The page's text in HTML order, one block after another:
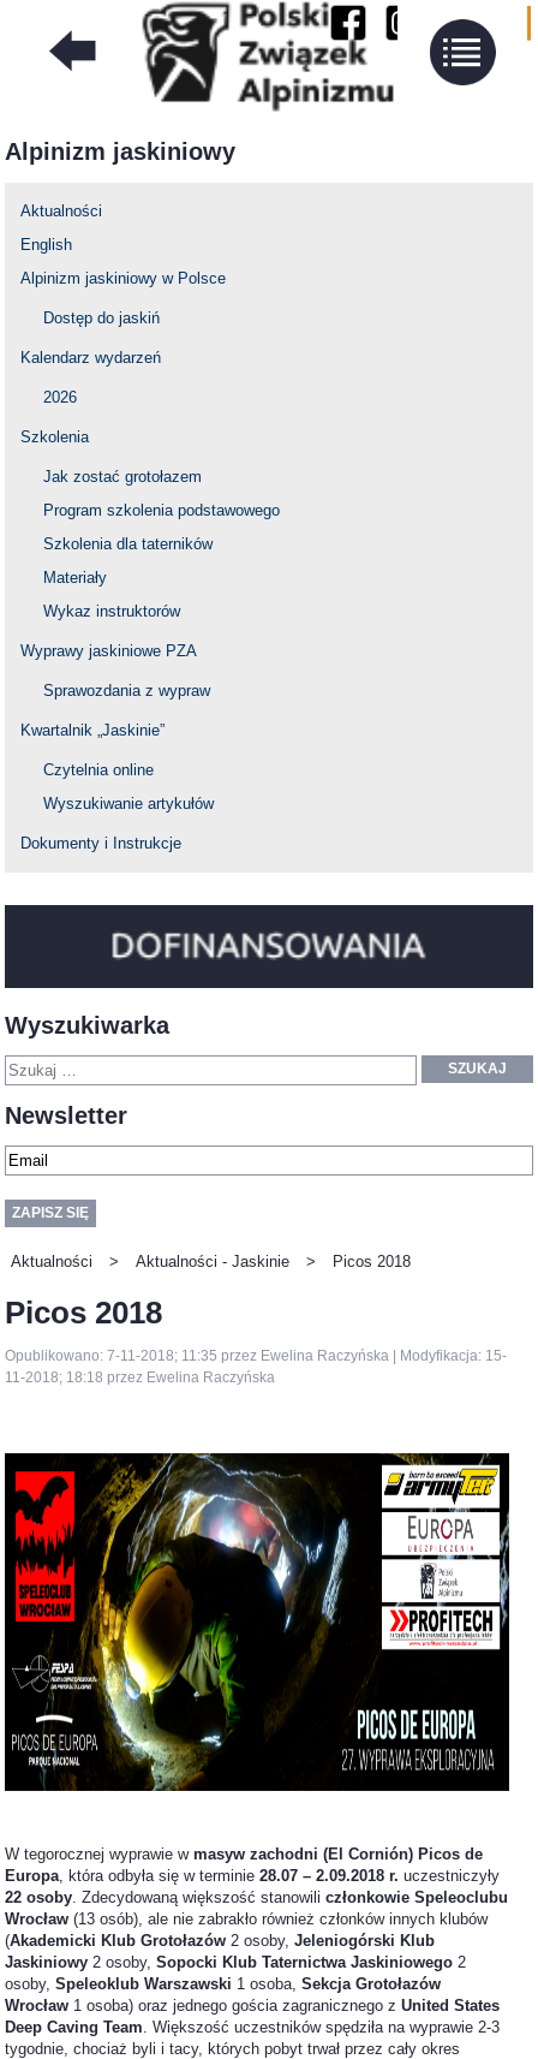
Alpinizm jaskiniowy
Aktualności
English
Alpinizm jaskiniowy w Polsce
Dostęp do jaskiń
Kalendarz wydarzeń
2026
Szkolenia
Jak zostać grotołazem
Program szkolenia podstawowego
Szkolenia dla taterników
Materiały
Wykaz instruktorów
Wyprawy jaskiniowe PZA
Sprawozdania z wypraw
Kwartalnik „Jaskinie”
Czytelnia online
Wyszukiwanie artykułów
Dokumenty i Instrukcje
Wyszukiwarka
SZUKAJ
Newsletter
Aktualności > Aktualności - Jaskinie > Picos 2018
Picos 2018
Opublikowano: 7-11-2018; 11:35 przez Ewelina Raczyńska | Modyfikacja: 15-
11-2018; 18:18 przez Ewelina Raczyńska
W tegorocznej wyprawie wmasyw zachodni (El Cornión) Picos de
Europa , która odbyła się w terminie28.07 – 2.09.2018 r. uczestniczyły
22 osoby . Zdecydowaną większość stanowiliczłonkowie Speleoclubu
Wrocław (13 osób), ale nie zabrakło również członków innych klubów
(Akademicki Klub Grotołazów 2 osoby,Jeleniogórski Klub
Jaskiniowy 2 osoby,Sopocki Klub Taternictwa Jaskiniowego 2
osoby,Speleoklub Warszawski 1 osoba,Sekcja Grotołazów
Wrocław 1 osoba) oraz jednego gościa zagranicznego zUnited States
Deep Caving Team . Większość uczestników spędziła na wyprawie 2-3
tygodnie, chociaż byli i tacy, których pobyt trwał przez cały okres